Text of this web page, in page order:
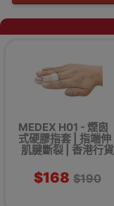
MEDEX H01 - 煙囪
式硬膠指套 | 指端伸
肌腱斷裂 | 香港行貨
$168 $190